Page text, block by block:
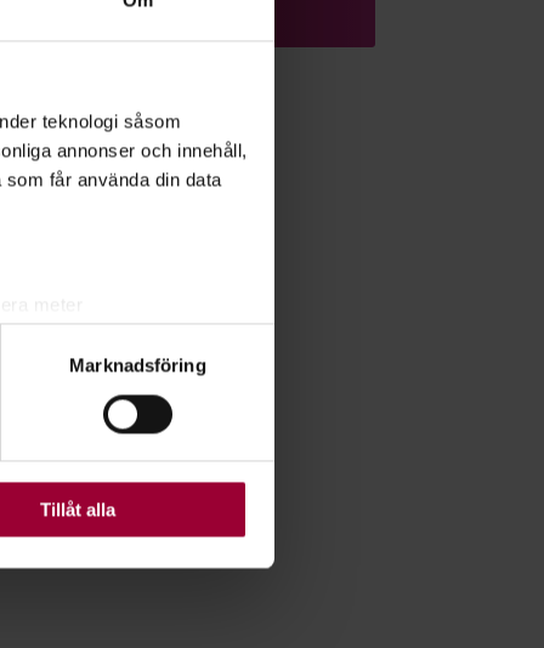
teknologi såsom
annonser och innehåll,
får använda din data
. Du kan ändra
Vissa kakor är
Marknadsföring
Tillåt alla